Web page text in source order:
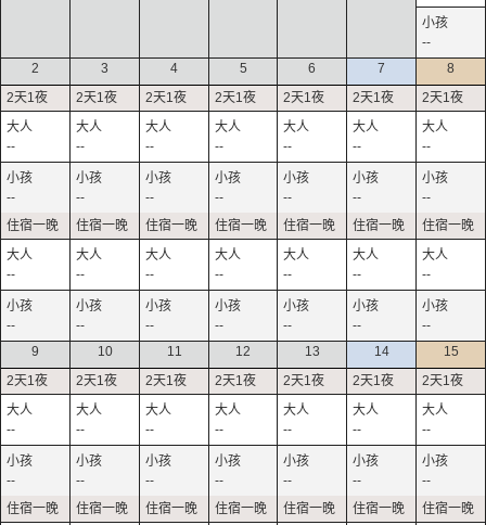
--
2
--
--
--
--
3
--
--
--
--
4
--
--
--
--
5
--
--
--
--
6
--
--
--
--
7
--
--
--
--
8
--
--
--
--
9
--
--
10
--
--
11
--
--
12
--
--
13
--
--
14
--
--
15
--
--